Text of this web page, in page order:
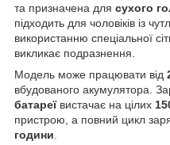
та призначена для сухого
підходить для чоловіків із
використанню спеціальної
викликає подразнення.
Модель може працювати від
вбудованого акумулятора.
батареївистачає на цілих
пристрою, а повний цикл
години